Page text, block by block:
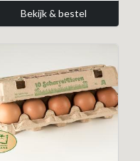
Bekijk & bestel